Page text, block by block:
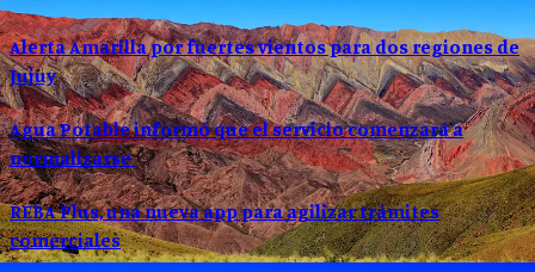
Alerta Amarilla por fuertes vientos para dos regiones de
Jujuy
Agua Potable informó que el servicio comenzará a
normalizarse
REBA Plus, una nueva app para agilizar trámites
comerciales